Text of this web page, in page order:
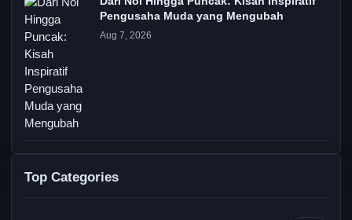
Pengusaha Muda yang Mengubah
Aug 7, 2026
Top Categories